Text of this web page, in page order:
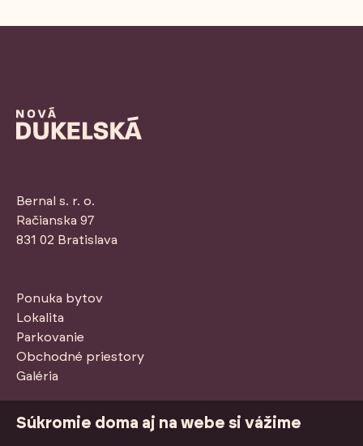
Bernal s. r. o.
Račianska 97
831 02 Bratislava
Ponuka bytov
Lokalita
Parkovanie
Obchodné priestory
Galéria
Stiahnuť PDF so štandardmi
Súkromie doma aj na webe si vážime